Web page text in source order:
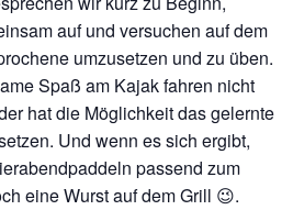
auf und versuchen auf dem
umzusetzen und zu üben.
Spaß am Kajak fahren nicht
hat die Möglichkeit das gelernte
Und wenn es sich ergibt,
passend zum
eine Wurst auf dem Grill 😉.